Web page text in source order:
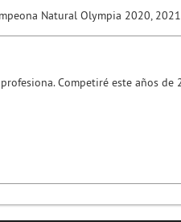
Natural Olympia 2020,
Competiré este años de